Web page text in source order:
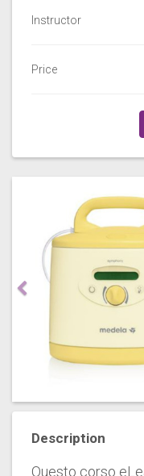
Instructor
Price
Description
Questo corso